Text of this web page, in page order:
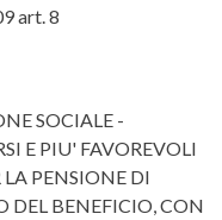
art. 8
SOCIALE -
E PIU' FAVOREVOLI
PENSIONE DI
BENEFICIO, CON